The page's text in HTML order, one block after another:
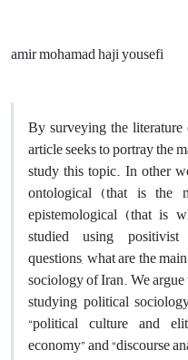
amir mohamad haji yousefi
By surveying the
article seeks to portray the
study this topic. In other
ontological (that is the
epistemological (that is
studied using
questions, what are the
sociology of Iran. We
studying political
“political culture and
economy” and “discourse